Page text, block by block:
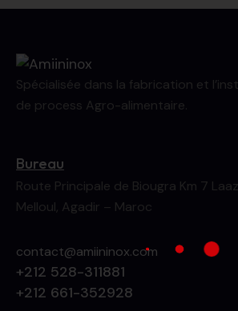
Spécialisée dans la fabrication et
de process Agro-alimentaire.
Bureau
Route Principale de Biougra Km 7
Melloul, Agadir – Maroc
contact@amiininox.com
+212 528-311881
+212 661-352928